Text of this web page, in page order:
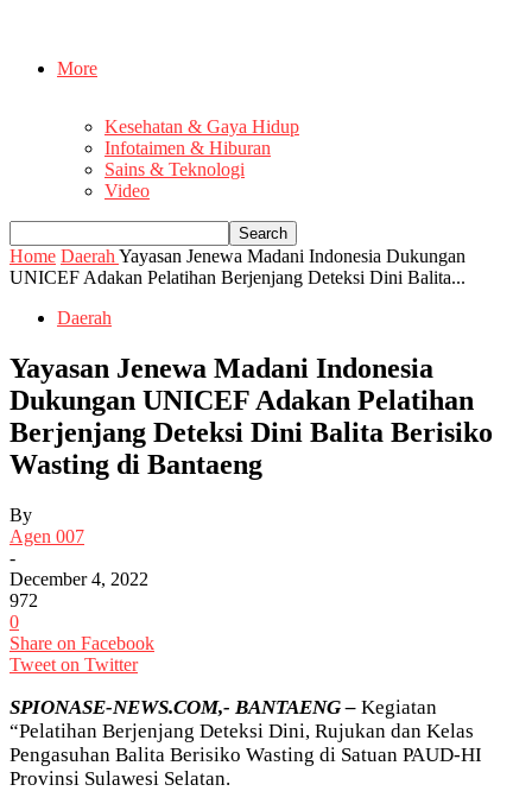
More
Kesehatan & Gaya Hidup
Infotaimen & Hiburan
Sains & Teknologi
Video
Home Daerah Yayasan Jenewa Madani Indonesia Dukungan
UNICEF Adakan Pelatihan Berjenjang Deteksi Dini Balita...
Daerah
Yayasan Jenewa Madani Indonesia
Dukungan UNICEF Adakan Pelatihan
Berjenjang Deteksi Dini Balita Berisiko
Wasting di Bantaeng
By
Agen 007
-
December 4, 2022
972
0
Share on Facebook
Tweet on Twitter
SPIONASE-NEWS.COM,- BANTAENG – Kegiatan
“Pelatihan Berjenjang Deteksi Dini, Rujukan dan Kelas
Pengasuhan Balita Berisiko Wasting di Satuan PAUD-HI
Provinsi Sulawesi Selatan.